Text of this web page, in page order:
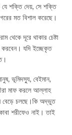
যে শক্তি দেয়, সে শক্তি
মত বিশাল করেছে।
থেকে দূরে থাকার চেষ্টা
যদি ইচ্ছেকৃত
ভূমিদস্যু, বেইমান,
মাফ করলে আল্লাহ
বেড়ে চলছে।কি অদ্ভুত
শরীফেও নাই। তাই